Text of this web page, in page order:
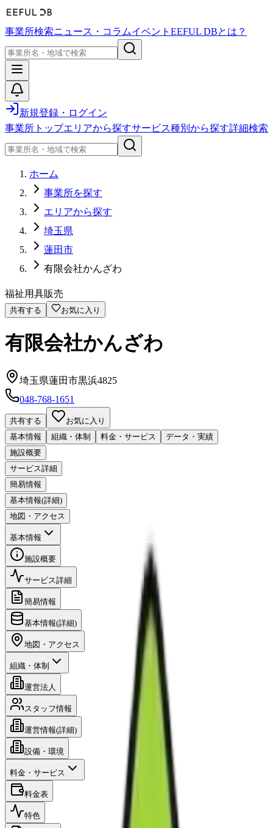
事業所検索ニュース・コラムイベント EEFUL DBとは？
新規登録・ログイン
事業所トップエリアから探すサービス種別から探す詳細検索
ホーム
事業所を探す
エリアから探す
埼玉県
蓮田市
有限会社かんざわ
福祉用具販売
共有する お気に入り
有限会社かんざわ
埼玉県蓮田市黒浜4825
048-768-1651
共有する
お気に入り
基本情報
組織・体制 料金・サービス
データ・実績
施設概要
サービス詳細
簡易情報
基本情報(詳細)
地図・アクセス
基本情報
施設概要
サービス詳細
簡易情報
基本情報(詳細)
地図・アクセス
組織・体制
運営法人
スタッフ情報
運営情報(詳細)
設備・環境
料金・サービス
料金表
特色